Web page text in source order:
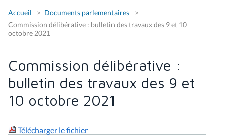
Accueil
Documents parlementaires
Commission délibérative : bulletin des travaux des 9 et 10
octobre 2021
Commission délibérative :
bulletin des travaux des 9 et
10 octobre 2021
Télécharger le fichier